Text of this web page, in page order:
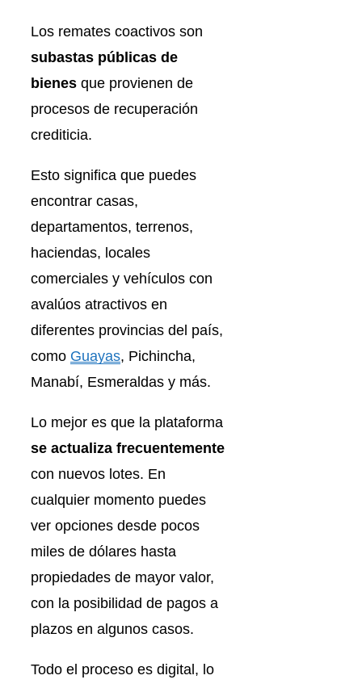
Los remates coactivos son
subastas públicas de
bienes que provienen de
procesos de recuperación
crediticia.
Esto significa que puedes
encontrar casas,
departamentos, terrenos,
haciendas, locales
comerciales y vehículos con
avalúos atractivos en
diferentes provincias del país,
como Guayas, Pichincha,
Manabí, Esmeraldas y más.
Lo mejor es que la plataforma
se actualiza frecuentemente
con nuevos lotes. En
cualquier momento puedes
ver opciones desde pocos
miles de dólares hasta
propiedades de mayor valor,
con la posibilidad de pagos a
plazos en algunos casos.
Todo el proceso es digital, lo